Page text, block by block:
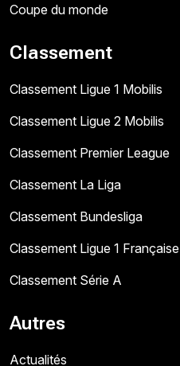
Coupe du monde
Classement
Classement Ligue 1 Mobilis
Classement Ligue 2 Mobilis
Classement Premier League
Classement La Liga
Classement Bundesliga
Classement Ligue 1 Française
Classement Série A
Autres
Actualités